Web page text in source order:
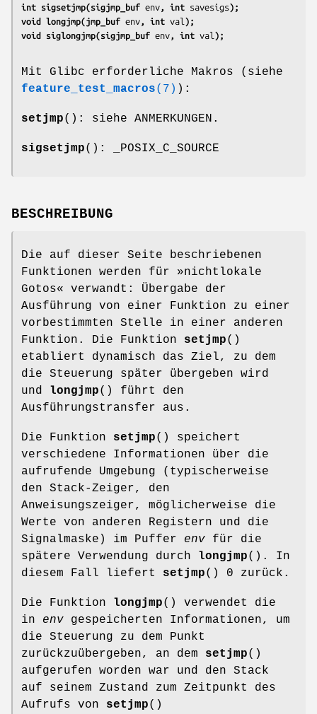
int sigsetjmp(sigjmp_buf env , int savesigs);
void longjmp(jmp_buf env , int val );
void siglongjmp(sigjmp_buf env , int val );
Mit Glibc erforderliche Makros (siehe
feature_test_macros(7) ):
setjmp(): siehe ANMERKUNGEN.
sigsetjmp(): _POSIX_C_SOURCE
BESCHREIBUNG
Die auf dieser Seite beschriebenen
Funktionen werden für »nichtlokale
Gotos« verwandt: Übergabe der
Ausführung von einer Funktion zu einer
vorbestimmten Stelle in einer anderen
Funktion. Die Funktion setjmp()
etabliert dynamisch das Ziel, zu dem
die Steuerung später übergeben wird
und longjmp() führt den
Ausführungstransfer aus.
Die Funktion setjmp() speichert
verschiedene Informationen über die
aufrufende Umgebung (typischerweise
den Stack-Zeiger, den
Anweisungszeiger, möglicherweise die
Werte von anderen Registern und die
Signalmaske) im Puffer env für die
spätere Verwendung durch longjmp(). In
diesem Fall liefert setjmp() 0 zurück.
Die Funktion longjmp() verwendet die
in env gespeicherten Informationen, um
die Steuerung zu dem Punkt
zurückzuübergeben, an dem setjmp()
aufgerufen worden war und den Stack
auf seinem Zustand zum Zeitpunkt des
Aufrufs von setjmp()